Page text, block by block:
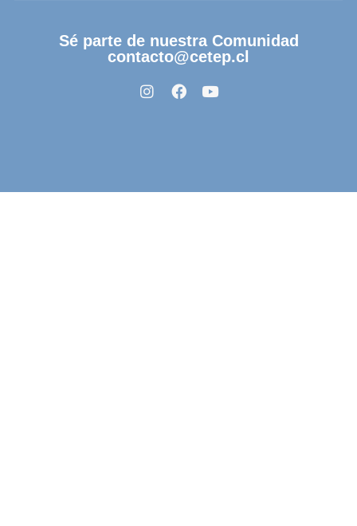
Sé parte de nuestra Comunidad
contacto@cetep.cl